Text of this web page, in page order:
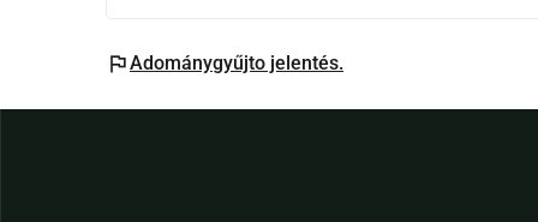
flagAdománygyűjto jelentés.